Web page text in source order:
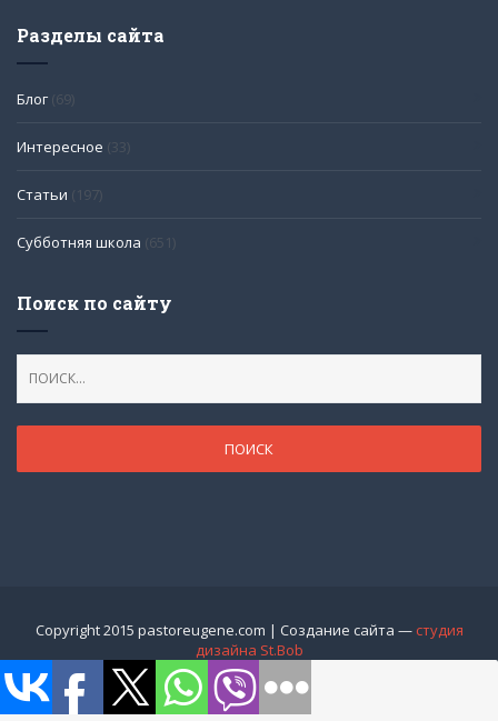
Разделы сайта
Блог (69)
Интересное (33)
Статьи (197)
Субботняя школа (651)
Поиск по сайту
Copyright 2015 pastoreugene.com | Создание сайта — студия
дизайна St.Bob